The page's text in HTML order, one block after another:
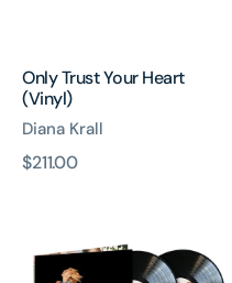
Only Trust Your Heart
(Vinyl)
Diana Krall
原
$211.00
Look